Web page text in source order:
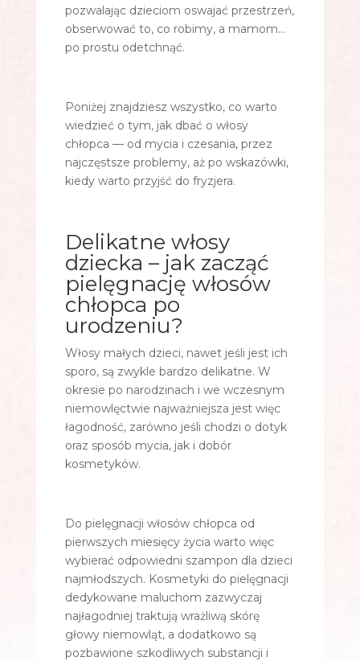
pozwalając dzieciom oswajać przestrzeń,
obserwować to, co robimy, a mamom…
po prostu odetchnąć.
Poniżej znajdziesz wszystko, co warto
wiedzieć o tym, jak dbać o włosy
chłopca — od mycia i czesania, przez
najczęstsze problemy, aż po wskazówki,
kiedy warto przyjść do fryzjera.
Delikatne włosy
dziecka – jak zacząć
pielęgnację włosów
chłopca po
urodzeniu?
Włosy małych dzieci, nawet jeśli jest ich
sporo, są zwykle bardzo delikatne. W
okresie po narodzinach i we wczesnym
niemowlęctwie najważniejsza jest więc
łagodność, zarówno jeśli chodzi o dotyk
oraz sposób mycia, jak i dobór
kosmetyków.
Do pielęgnacji włosów chłopca od
pierwszych miesięcy życia warto więc
wybierać odpowiedni szampon dla dzieci
najmłodszych. Kosmetyki do pielęgnacji
dedykowane maluchom zazwyczaj
najłagodniej traktują wrażliwą skórę
głowy niemowląt, a dodatkowo są
pozbawione szkodliwych substancji i